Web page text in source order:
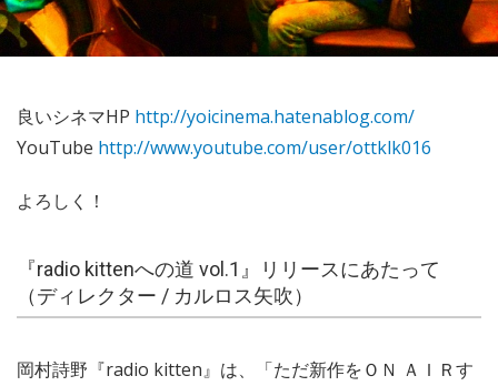
良いシネマHP http://yoicinema.hatenablog.com/
YouTube http://www.youtube.com/user/ottklk016
よろしく！
『radio kittenへの道 vol.1』リリースにあたって
（ディレクター / カルロス矢吹）
岡村詩野『radio kitten』は、「ただ新作をＯＮ ＡＩＲす